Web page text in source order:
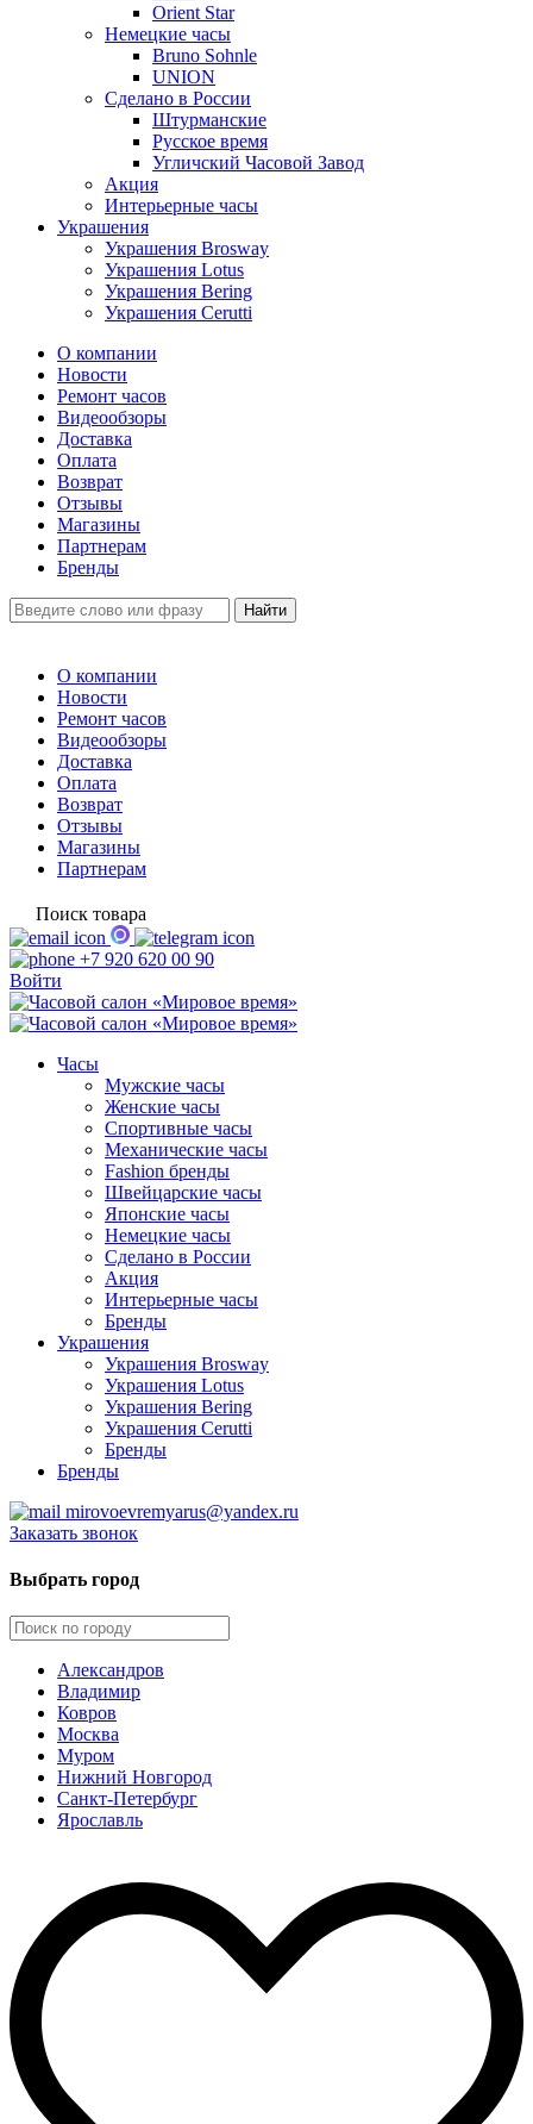
Orient Star
Немецкие часы
Bruno Sohnle
UNION
Сделано в России
Штурманские
Русское время
Угличский Часовой Завод
Акция
Интерьерные часы
Украшения
Украшения Brosway
Украшения Lotus
Украшения Bering
Украшения Cerutti
О компании
Новости
Ремонт часов
Видеообзоры
Доставка
Оплата
Возврат
Отзывы
Магазины
Партнерам
Бренды
О компании
Новости
Ремонт часов
Видеообзоры
Доставка
Оплата
Возврат
Отзывы
Магазины
Партнерам
Поиск товара
+7 920 620 00 90
Войти
Часы
Мужские часы
Женские часы
Спортивные часы
Механические часы
Fashion бренды
Швейцарские часы
Японские часы
Немецкие часы
Сделано в России
Акция
Интерьерные часы
Бренды
Украшения
Украшения Brosway
Украшения Lotus
Украшения Bering
Украшения Cerutti
Бренды
Бренды
mirovoevremyarus@yandex.ru
Заказать звонок
Выбрать город
Александров
Владимир
Ковров
Москва
Муром
Нижний Новгород
Санкт-Петербург
Ярославль